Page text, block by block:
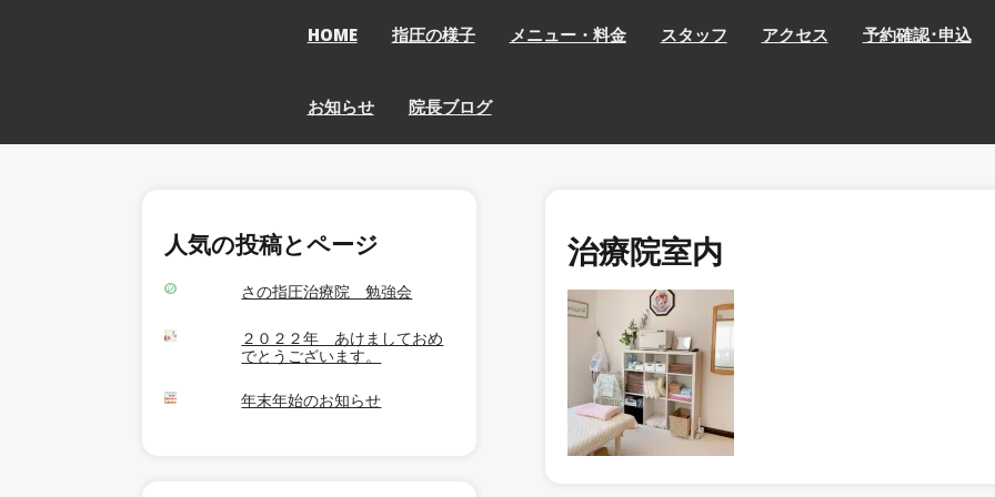
HOME 指圧の様子 メニュー・料金 スタッフ アクセス 予約確認･申込
お知らせ 院長ブログ
治療院室内
人気の投稿とページ
さの指圧治療院 勉強会
２０２２年 あけましておめ
でとうございます。
年末年始のお知らせ